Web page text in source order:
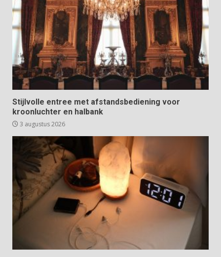
Stijlvolle entree met afstandsbediening voor
kroonluchter en halbank
3 augustus 2026